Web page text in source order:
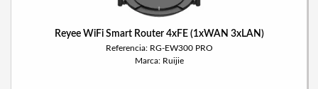
Reyee WiFi Smart Router 4xFE (1xWAN 3xLAN)
Referencia: RG-EW300 PRO
Marca: Ruijie